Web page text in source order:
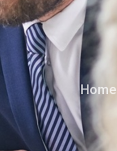
Home